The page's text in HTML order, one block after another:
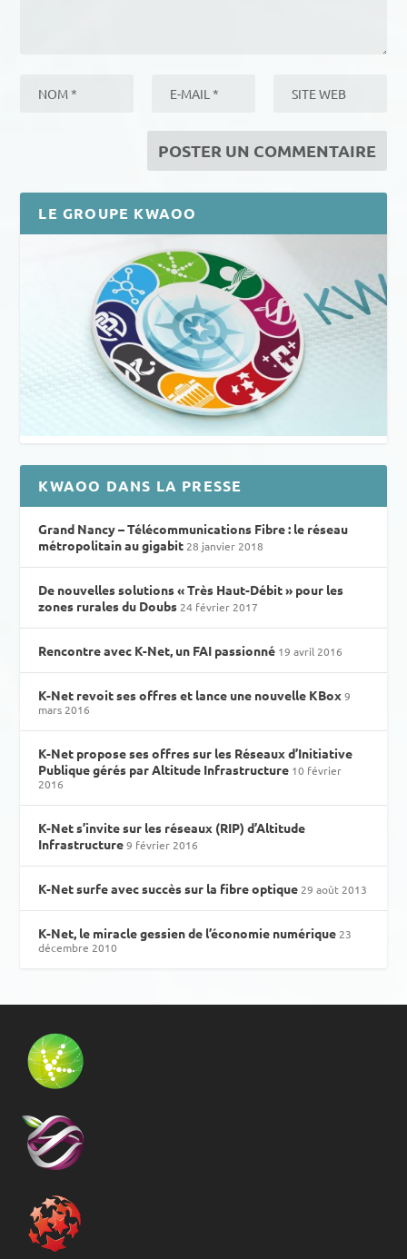
LE GROUPE KWAOO
KWAOO DANS LA PRESSE
Grand Nancy – Télécommunications Fibre : le réseau
métropolitain au gigabit 28 janvier 2018
De nouvelles solutions « Très Haut-Débit » pour les
zones rurales du Doubs 24 février 2017
Rencontre avec K-Net, un FAI passionné 19 avril 2016
K-Net revoit ses offres et lance une nouvelle KBox 9
mars 2016
K-Net propose ses offres sur les Réseaux d’Initiative
Publique gérés par Altitude Infrastructure 10 février
2016
K-Net s’invite sur les réseaux (RIP) d’Altitude
Infrastructure 9 février 2016
K-Net surfe avec succès sur la fibre optique 29 août 2013
K-Net, le miracle gessien de l’économie numérique 23
décembre 2010